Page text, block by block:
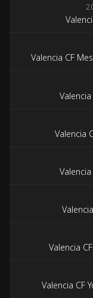
Valencia CF
Valencia
Valencia
Valencia CF